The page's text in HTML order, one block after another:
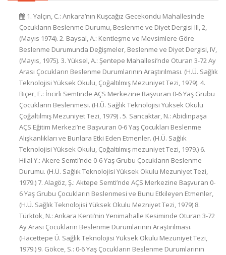
1. Yalçın, C.: Ankara’nın Kuşcağız Gecekondu Mahallesinde
Çocukların Beslenme Durumu, Beslenme ve Diyet Dergisi III, 2,
(Mayıs 1974). 2. Baysal, A.: Kentleşme ve Mevsimlere Göre
Beslenme Durumunda Değişmeler, Beslenme ve Diyet Dergisi, IV,
(Mayıs, 1975). 3. Yüksel, A.: Şentepe Mahallesi’nde Oturan 3-72 Ay
Arası Çocukların Beslenme Durumlarının Araştırılması. (H.Ü. Sağlık
Teknolojisi Yüksek Okulu, Çoğaltılmış Mezuniyet Tezi, 1979). 4.
Biçer, E.: İncirli Semtinde AÇS Merkezine Başvuran 0-6 Yaş Grubu
Çocukların Beslenmesi. (H.Ü. Sağlık Teknolojisi Yüksek Okulu
Çoğaltılmış Mezuniyet Tezi, 1979) . 5. Sancaktar, N.: Abidinpaşa
AÇS Eğitim Merkezi’ne Başvuran 0-6 Yaş Çocukları Beslenme
Alışkanlıkları ve Bunlara Etki Eden Etmenler. (H.Ü. Sağlık
Teknolojisi Yüksek Okulu, Çoğaltılmış mezuniyet Tezi, 1979.) 6.
Hilal Y.: Akere Semti’nde 0-6 Yaş Grubu Çocukların Beslenme
Durumu. (H.Ü. Sağlık Teknolojisi Yüksek Okulu Mezuniyet Tezi,
1979.) 7. Alagöz, Ş.: Aktepe Semti’nde AÇS Merkezine Başvuran 0-
6 Yaş Grubu Çocukların Beslenmesi ve Bunu Etkileyen Etmenler,
(H.Ü. Sağlık Teknolojisi Yüksek Okulu Mezniyet Tezi, 1979) 8.
Türktok, N.: Ankara Kenti’nin Yenimahalle Kesiminde Oturan 3-72
Ay Arası Çocukların Beslenme Durumlarının Araştırılması.
(Hacettepe Ü. Sağlık Teknolojisi Yüksek Okulu Mezuniyet Tezi,
1979.) 9. Gökce, S.: 0-6 Yaş Çocukların Beslenme Durumlarının